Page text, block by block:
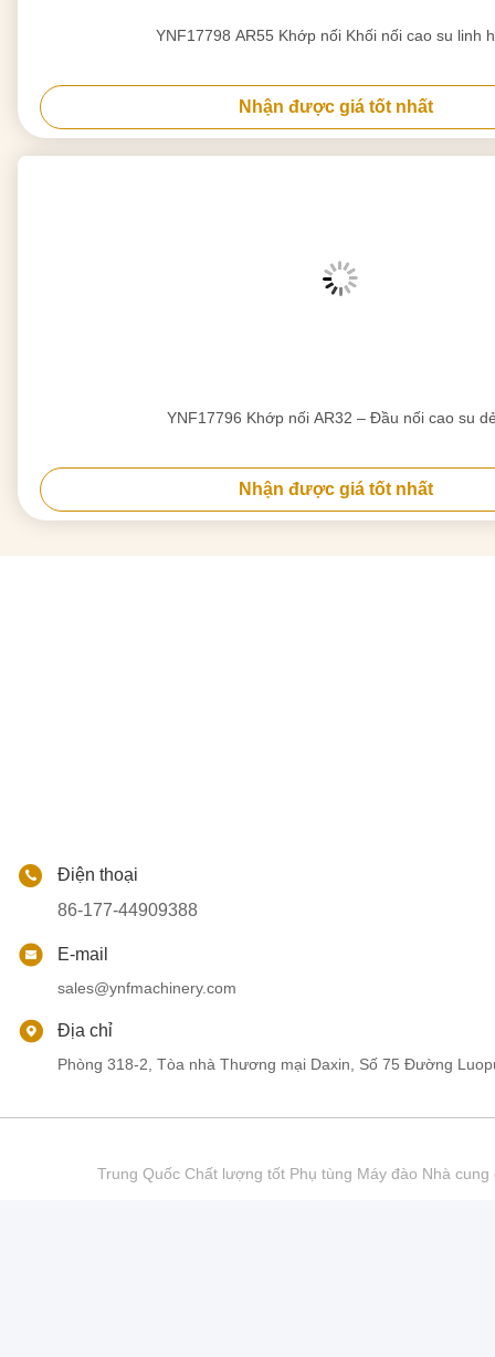
YNF17798 AR55 Khớp nối Khối nối cao su
Nhận được giá tốt nhất
YNF17796 Khớp nối AR32 – Đầu nối cao su
Nhận được giá tốt nhất
Điện thoại
86-177-44909388
E-mail
sales@ynfmachinery.com
Địa chỉ
Phòng 318-2, Tòa nhà Thương mại Daxin, Số 75 Đường
Trung Quốc Chất lượng tốt Phụ tùng Máy đào Nhà